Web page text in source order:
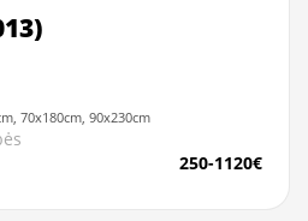
70x180cm, 90x230cm
250-1120€